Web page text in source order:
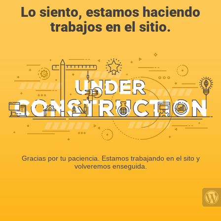
Lo siento, estamos haciendo
trabajos en el sitio.
Gracias por tu paciencia. Estamos trabajando en el sito y
volveremos enseguida.